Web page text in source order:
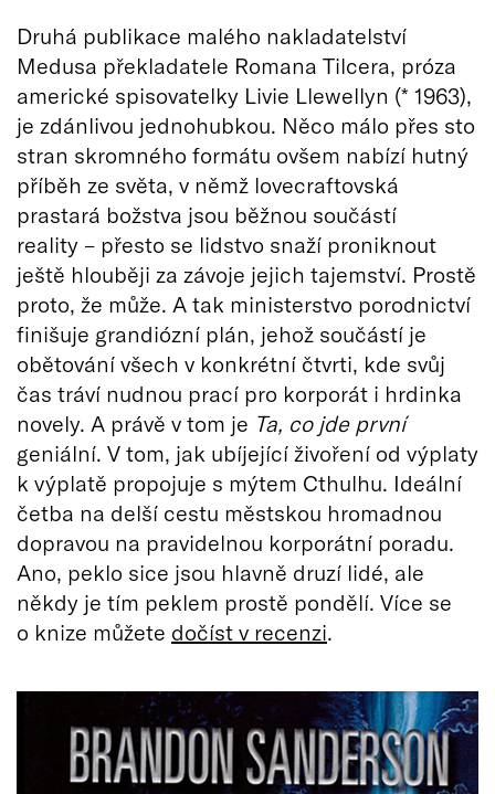
Druhá publikace malého nakladatelství
Medusa překladatele Romana Tilcera, próza
americké spisovatelky Livie Llewellyn (* 1963),
je zdánlivou jednohubkou. Něco málo přes sto
stran skromného formátu ovšem nabízí hutný
příběh ze světa, v němž lovecraftovská
prastará božstva jsou běžnou součástí
reality – přesto se lidstvo snaží proniknout
ještě hlouběji za závoje jejich tajemství. Prostě
proto, že může. A tak ministerstvo porodnictví
finišuje grandiózní plán, jehož součástí je
obětování všech v konkrétní čtvrti, kde svůj
čas tráví nudnou prací pro korporát i hrdinka
novely. A právě v tom je Ta, co jde první
geniální. V tom, jak ubíjející živoření od výplaty
k výplatě propojuje s mýtem Cthulhu. Ideální
četba na delší cestu městskou hromadnou
dopravou na pravidelnou korporátní poradu.
Ano, peklo sice jsou hlavně druzí lidé, ale
někdy je tím peklem prostě pondělí. Více se
o knize můžete dočíst v recenzi.